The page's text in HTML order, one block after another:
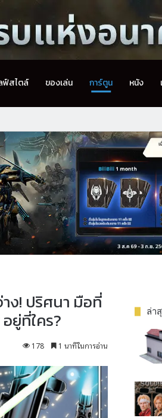
ฟ์สไตล์ ของเล่น การ์ตูน หนัง
าง! ปริศนา มือที่
ยู่ที่ใคร?
178 1 นาทีในการอ่าน
ล่า